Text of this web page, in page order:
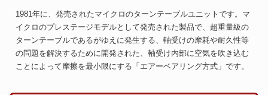
1981年に、発売されたマイクロのターンテーブルユニットです。マ
イクロのプレステージモデルとして発売された製品で、超重量級の
ターンテーブルであるがゆえに発生する、軸受けの摩耗や耐久性等
の問題を解決するために開発された、軸受け内部に空気を吹き込む
ことによって摩擦を最小限にする「エアーベアリング方式」です。